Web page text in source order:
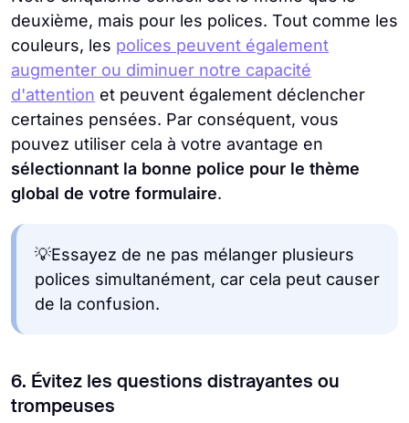
deuxième, mais pour les polices. Tout comme les
couleurs, les polices peuvent également
augmenter ou diminuer notre capacité
d'attention et peuvent également déclencher
certaines pensées. Par conséquent, vous
pouvez utiliser cela à votre avantage en
sélectionnant la bonne police pour le thème
global de votre formulaire.
💡Essayez de ne pas mélanger plusieurs
polices simultanément, car cela peut causer
de la confusion.
6. Évitez les questions distrayantes ou
trompeuses